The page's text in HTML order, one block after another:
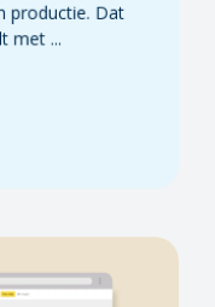
productie. Dat
met ...